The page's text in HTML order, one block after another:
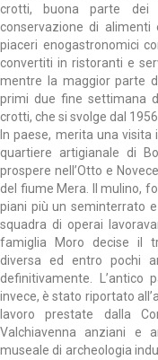
crotti, buona parte
conservazione di
piaceri enogastronomici
convertiti in ristoranti e
mentre la maggior parte
primi due fine settimana
crotti, che si svolge dal
In paese, merita una visita il
quartiere artigianale di
prospere nell’Otto e
del fiume Mera. Il mulino,
piani più un seminterrato
squadra di operai
famiglia Moro decise il
diversa ed entro pochi
definitivamente.
invece, è stato riportato
lavoro prestate dalla
Valchiavenna anziani e
museale di archeologia